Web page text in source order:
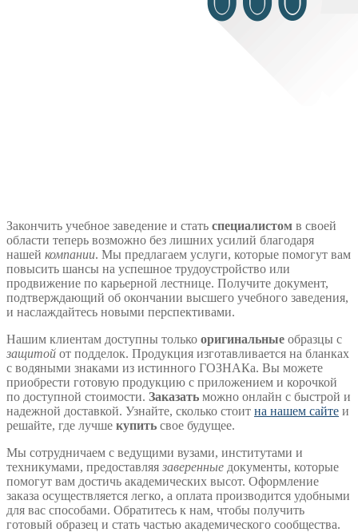
Закончить учебное заведение и стать специалистом в своей
области теперь возможно без лишних усилий благодаря
нашей компании. Мы предлагаем услуги, которые помогут вам
повысить шансы на успешное трудоустройство или
продвижение по карьерной лестнице. Получите документ,
подтверждающий об окончании высшего учебного заведения,
и наслаждайтесь новыми перспективами.
Нашим клиентам доступны только оригинальные образцы с
защитой от подделок. Продукция изготавливается на бланках
с водяными знаками из истинного ГОЗНАКа. Вы можете
приобрести готовую продукцию с приложением и корочкой
по доступной стоимости. Заказать можно онлайн с быстрой и
надежной доставкой. Узнайте, сколько стоит на нашем сайте и
решайте, где лучше купить свое будущее.
Мы сотрудничаем с ведущими вузами, институтами и
техникумами, предоставляя заверенные документы, которые
помогут вам достичь академических высот. Оформление
заказа осуществляется легко, а оплата производится удобными
для вас способами. Обратитесь к нам, чтобы получить
готовый образец и стать частью академического сообщества.